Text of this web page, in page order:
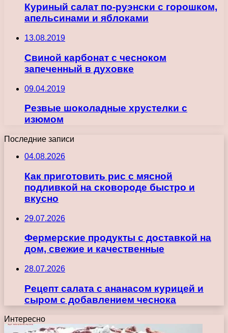
Куриный салат по-руэнски с горошком,
апельсинами и яблоками
13.08.2019
Свиной карбонат с чесноком
запеченный в духовке
09.04.2019
Резвые шоколадные хрустелки с
изюмом
Последние записи
04.08.2026
Как приготовить рис с мясной
подливкой на сковороде быстро и
вкусно
29.07.2026
Фермерские продукты с доставкой на
дом, свежие и качественные
28.07.2026
Рецепт салата с ананасом курицей и
сыром с добавлением чеснока
Интересно